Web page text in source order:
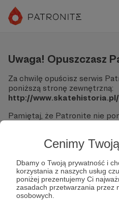
Cenimy
Dbamy o Twoją prywatność i
korzystania z naszych usług
poniżej prezentujemy Ci
zasadach przetwarzania przez
osobowych.
Uwaga! Opuszczasz
Za chwilę opuścisz serwis
poniższą stronę zewnętrzną:
http://
Pamiętaj, że Patronite nie
Nie podawaj swoich
finansowych na
Sprawdź dokładnie adres
"Tak, przejdź do strony".
Jeśli masz wątpliwości,
link.